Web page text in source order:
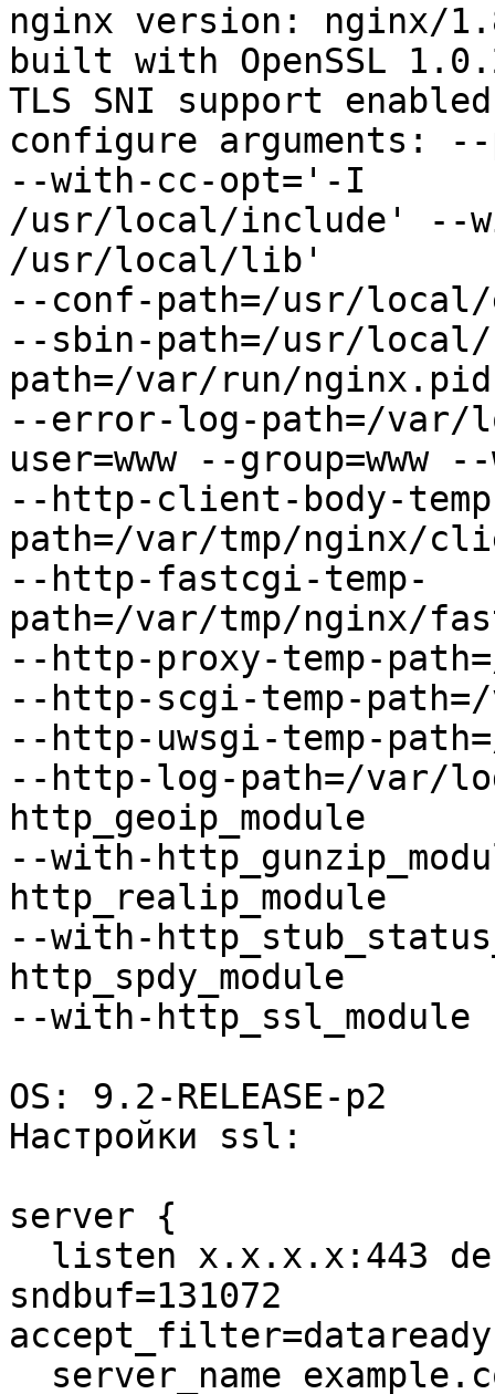
nginx version: nginx/
built with OpenSSL
TLS SNI support enabled
configure arguments:
--with-cc-opt='-I
/usr/local/include' --
/usr/local/lib'
--conf-path=/usr/
--sbin-path=/usr/
path=/var/run/nginx.pid
--error-log-path=/
user=www --group=www
--http-client-body-
path=/var/tmp/nginx/
--http-fastcgi-temp-
path=/var/tmp/nginx/
--http-proxy-temp-
--http-scgi-temp-
--http-uwsgi-temp-
--http-log-path=/var/
http_geoip_module
--with-
http_realip_module
--with-
http_spdy_module
--with-http_ssl_module
OS: 9.2-RELEASE-p2
Настройки ssl:
server {
sndbuf=131072